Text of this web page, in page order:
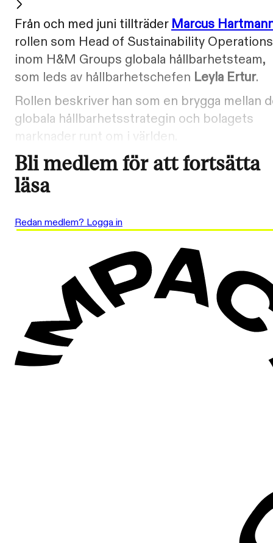
Från och med juni tillträder Marcus
rollen som Head of Sustainability Operations
inom H&M Groups globala hållbarhetsteam,
som leds av hållbarhetschefen Leyla Ertur.
Rollen beskriver han som en brygga mellan
globala hållbarhetsstrategin och bolagets
marknader runt om i världen.
Bli medlem för att fortsätta
läsa
Redan medlem? Logga in